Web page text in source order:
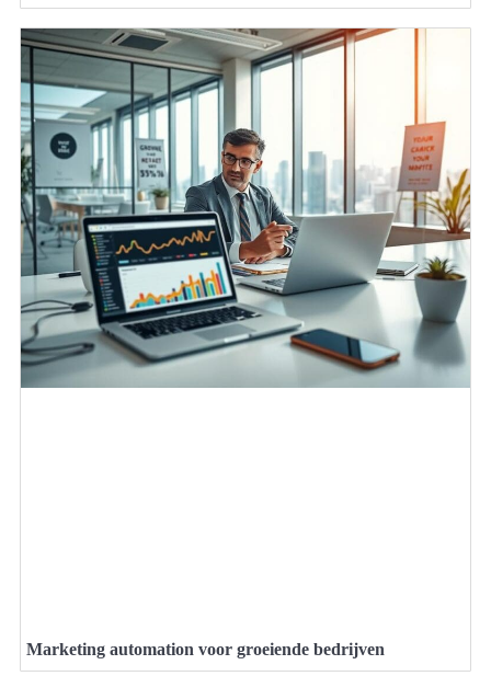
Marketing automation voor groeiende bedrijven